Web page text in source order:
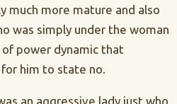
much more mature and also
was simply under the woman
power dynamic that
him to state no.
an aggressive lady just who